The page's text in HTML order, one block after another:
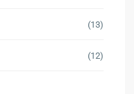
(13)
(12)